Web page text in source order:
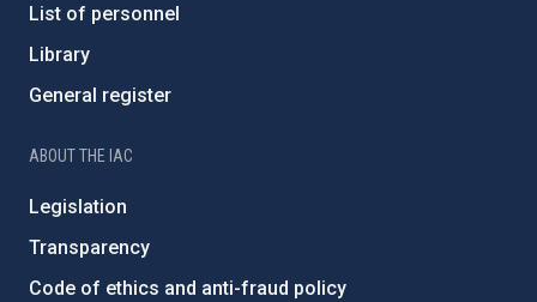
List of personnel
Library
General register
ABOUT THE IAC
Legislation
Transparency
Code of ethics and anti-fraud policy